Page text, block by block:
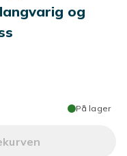
og
På lager
2 stk fargeskiftende